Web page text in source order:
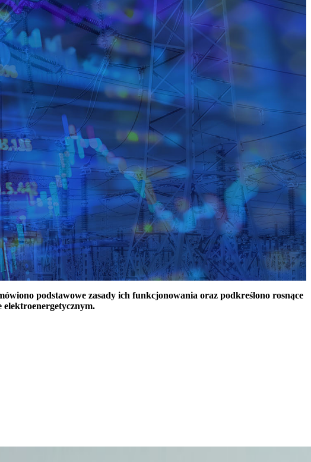
podstawowe zasady ich funkcjonowania oraz podkreślono rosnące
elektroenergetycznym.